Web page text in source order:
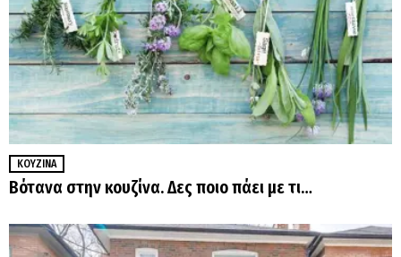
ΚΟΥΖΊΝΑ
Βότανα στην κουζίνα. Δες ποιο πάει με τι…